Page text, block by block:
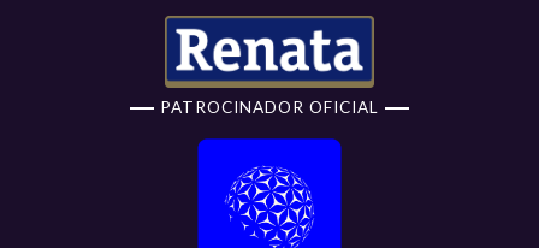
PATROCINADOR OFICIAL